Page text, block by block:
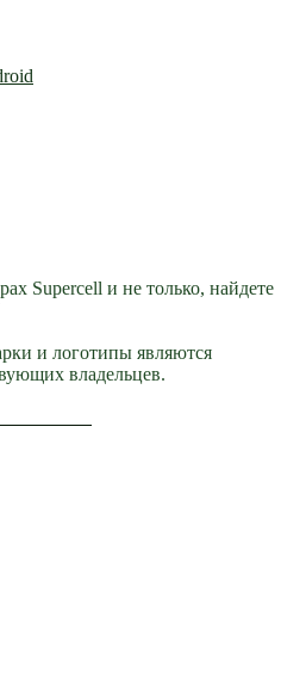
Supercell и не только, найдете
и логотипы являются
владельцев.